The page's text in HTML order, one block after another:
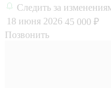
Следить за
18 июня 2026 45 000 ₽
Позвонить